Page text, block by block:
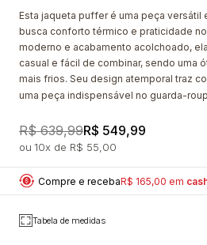
Esta jaqueta puffer é uma peça versátil
busca conforto térmico e praticidade
moderno e acabamento acolchoado,
casual e fácil de combinar, sendo uma
mais frios. Seu design atemporal traz
uma peça indispensável no guarda-
R$ 639,99R$ 549,99
10x R$ 55,00
Compre e recebaR$ 165,00 em
Tabela de medidas